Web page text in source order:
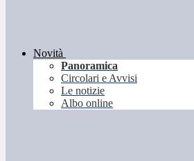
Novità
Panoramica
Circolari e Avvisi
Le notizie
Albo online